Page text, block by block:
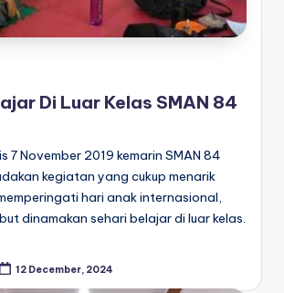
Di Luar Kelas SMAN 84
7 November 2019 kemarin SMAN 84
kegiatan yang cukup menarik
hari anak internasional,
dinamakan sehari belajar di luar kelas.
12 December, 2024